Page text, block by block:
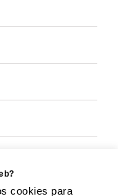
cookies para